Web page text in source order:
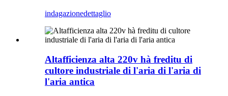
indagazionedettaglio
Altafficienza alta 220v hà freditu di
cultore industriale di l'aria di l'aria di
l'aria antica